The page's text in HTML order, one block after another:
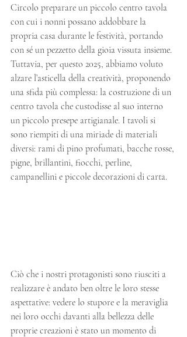
Circolo preparare un piccolo centro tavola
con cui i nonni possano addobbare la
propria casa durante le festività, portando
con sé un pezzetto della gioia vissuta insieme.
Tuttavia, per questo 2025, abbiamo voluto
alzare l’asticella della creatività, proponendo
una sfida più complessa: la costruzione di un
centro tavola che custodisse al suo interno
un piccolo presepe artigianale. I tavoli si
sono riempiti di una miriade di materiali
diversi: rami di pino profumati, bacche rosse,
pigne, brillantini, fiocchi, perline,
campanellini e piccole decorazioni di carta.
Ciò che i nostri protagonisti sono riusciti a
realizzare è andato ben oltre le loro stesse
aspettative: vedere lo stupore e la meraviglia
nei loro occhi davanti alla bellezza delle
proprie creazioni è stato un momento di